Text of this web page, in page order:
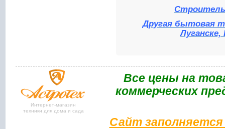
Другая бытовая
Интернет-магазин
техники для дома и сада
Bce цены на
коммерческих
Сайт